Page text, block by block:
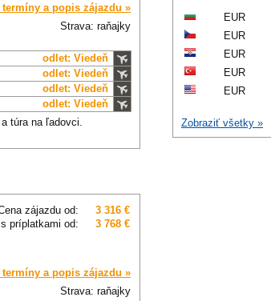
a popis zájazdu »
Strava: raňajky
odlet: Viedeň
odlet: Viedeň
odlet: Viedeň
odlet: Viedeň
túra na ľadovci.
zájazdu od:
3 316 €
príplatkami od:
3 768 €
a popis zájazdu »
Strava: raňajky
EUR
EUR
EUR
EUR
EUR
Zobraziť všetky »